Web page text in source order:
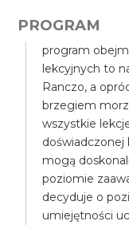
PROGRAM
program
lekcyjnych to
Ranczo, a
brzegiem
wszystkie
doświadczonej
mogą
poziomie
decyduje o
umiejętności